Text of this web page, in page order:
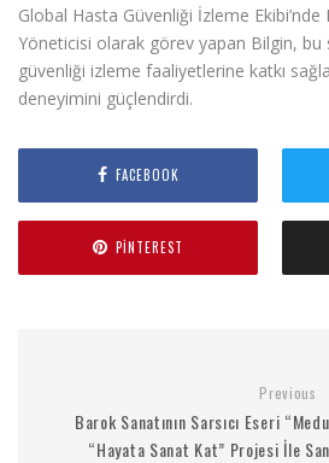
Global Hasta Güvenliği İzleme
Yöneticisi olarak görev yapan Bilgin,
güvenliği izleme faaliyetlerine katkı
deneyimini güçlendirdi.
FACEBOOK
PINTEREST
Previous
Barok Sanatının Sarsıcı Eseri
“Hayata Sanat Kat” Projesi İle